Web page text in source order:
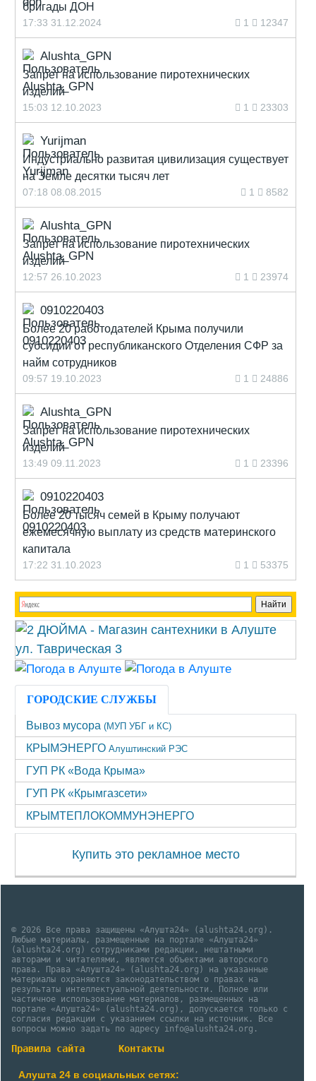
бригады ДОН
17:33 31.12.2024 1 12347
Alushta_GPN
Запрет на использование пиротехнических
изделий
15:03 12.10.2023 1 23303
Yurijman
Индустриально развитая цивилизация существует
на Земле десятки тысяч лет
07:18 08.08.2015 1 8582
Alushta_GPN
Запрет на использование пиротехнических
изделий
12:57 26.10.2023 1 23974
0910220403
Более 20 работодателей Крыма получили
субсидии от республиканского Отделения СФР за
найм сотрудников
09:57 19.10.2023 1 24886
Alushta_GPN
Запрет на использование пиротехнических
изделий
13:49 09.11.2023 1 23396
0910220403
Более 20 тысяч семей в Крыму получают
ежемесячную выплату из средств материнского
капитала
17:22 31.10.2023 1 53375
ГОРОДСКИЕ СЛУЖБЫ
Вывоз мусора (МУП УБГ и КС)
КРЫМЭНЕРГО Алуштинский РЭС
ГУП РК «Вода Крыма»
ГУП РК «Крымгазсети»
КРЫМТЕПЛОКОММУНЭНЕРГО
Купить это рекламное место
© 2026 Все права защищены «Алушта24» (alushta24.org).
Любые материалы, размещенные на портале «Алушта24»
(alushta24.org) сотрудниками редакции, нештатными
авторами и читателями, являются объектами авторского
права. Права «Алушта24» (alushta24.org) на указанные
материалы охраняются законодательством о правах на
результаты интеллектуальной деятельности. Полное или
частичное использование материалов, размещенных на
портале «Алушта24» (alushta24.org), допускается только с
согласия редакции с указанием ссылки на источник. Все
вопросы можно задать по адресу info@alushta24.org.
Правила сайта Контакты
Алушта 24 в социальных сетях: